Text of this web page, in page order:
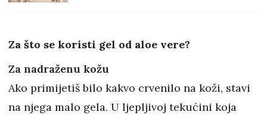
Za što se koristi gel od aloe vere?
Za nadraženu kožu
Ako primijetiš bilo kakvo crvenilo na koži, stavi
na njega malo gela. U ljepljivoj tekućini koja